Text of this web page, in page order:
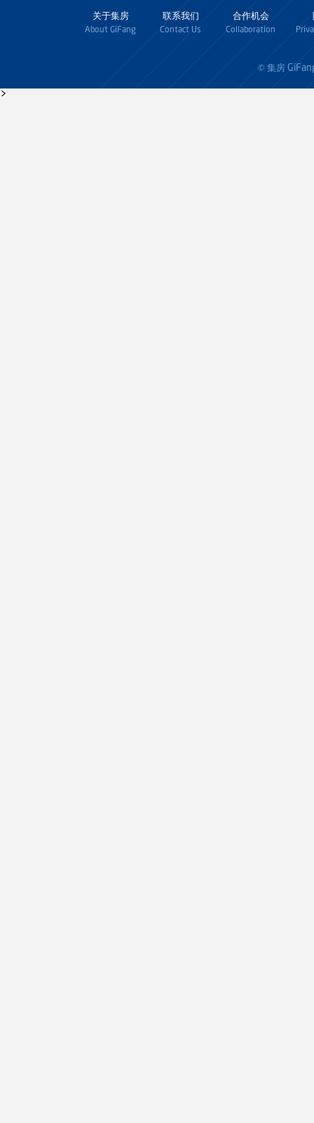
关于集房
About GiFang
联系我们
Contact Us
合作机会
Collaboration
© 集房
>